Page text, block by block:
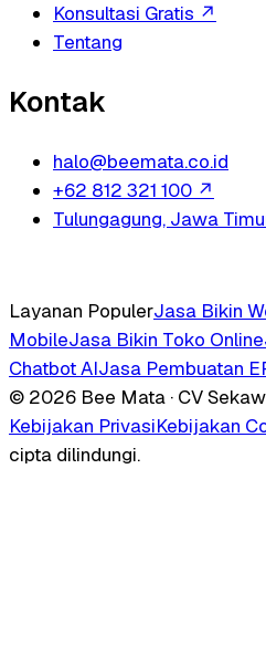
Konsultasi Gratis ↗
Tentang
Kontak
halo@beemata.co.id
+62 812 321 100 ↗
Tulungagung, Jawa
Layanan PopulerJasa Bikin
MobileJasa Bikin Toko Online
Chatbot AIJasa Pembuatan
© 2026 Bee Mata · CV
Kebijakan PrivasiKebijakan
cipta dilindungi.